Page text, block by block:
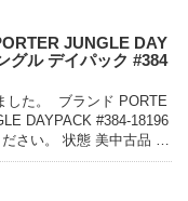
JUNGLE DAY
グル デイパック #384
した。 ブランド PORTE
DAYPACK #384-18196
さい。 状態 美中古品 軽
るパッカ […]